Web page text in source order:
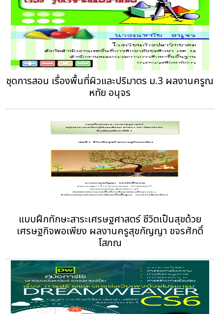
ชุดการสอน เรื่องพื้นที่ผิวและปริมาตร ม.3 ผลงานครูณ
หทัย อนุจร
แบบฝึกทักษะสาระเศรษฐศาสตร์ ชีวิตเป็นสุขด้วย
เศรษฐกิจพอเพียง ผลงานครูสุขกัญญา ขจรศักดิ์
โสภณ